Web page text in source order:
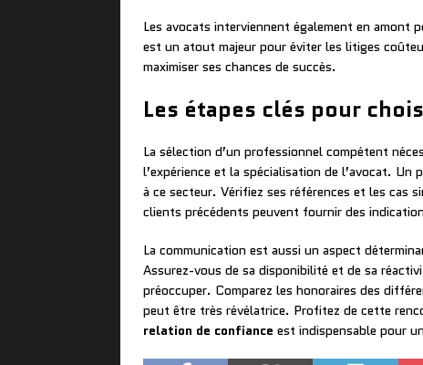
Les avocats interviennent également en amont
est un atout majeur pour éviter les litiges
maximiser ses chances de succès.
Les étapes clés pour
La sélection d’un professionnel compétent
l’expérience et la spécialisation de l’avocat. Un
à ce secteur. Vérifiez ses références et les cas
clients précédents peuvent fournir des
La communication est aussi un aspect
Assurez-vous de sa disponibilité et de sa
préoccuper. Comparez les honoraires des
peut être très révélatrice. Profitez de cette
relation de confiance est indispensable pour